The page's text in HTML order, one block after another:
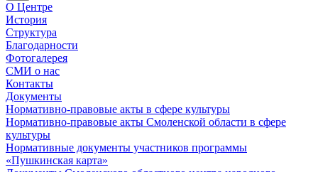
О Центре
История
Структура
Благодарности
Фотогалерея
СМИ о нас
Контакты
Документы
Нормативно-правовые акты в сфере культуры
Нормативно-правовые акты Смоленской области в сфере
культуры
Нормативные документы участников программы
«Пушкинская карта»